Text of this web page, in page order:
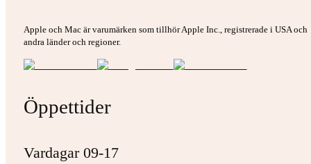
Apple och Mac är varumärken som tillhör Apple Inc., registrerade i USA och
andra länder och regioner.
Öppettider
Vardagar 09-17